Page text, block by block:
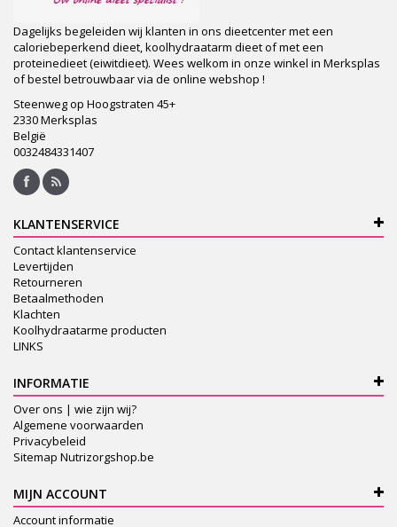
Dagelijks begeleiden wij klanten in ons dieetcenter met een
caloriebeperkend dieet, koolhydraatarm dieet of met een
proteinedieet (eiwitdieet). Wees welkom in onze winkel in Merksplas
of bestel betrouwbaar via de online webshop !
Steenweg op Hoogstraten 45+
2330 Merksplas
België
0032484331407
KLANTENSERVICE
Contact klantenservice
Levertijden
Retourneren
Betaalmethoden
Klachten
Koolhydraatarme producten
LINKS
INFORMATIE
Over ons | wie zijn wij?
Algemene voorwaarden
Privacybeleid
Sitemap Nutrizorgshop.be
MIJN ACCOUNT
Account informatie